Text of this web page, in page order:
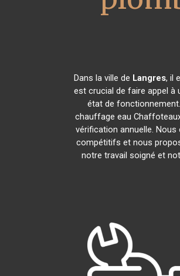
Dans la ville de Langres, il
est crucial de faire appel à
état de
chauffage eau
vérification annuelle.
compétitifs et nous
notre travail soigné et